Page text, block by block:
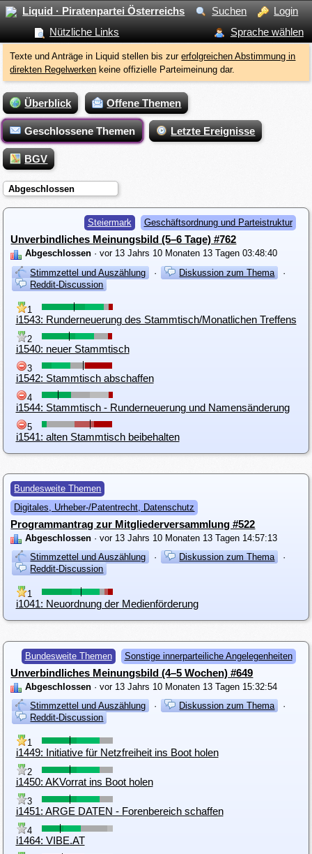
Liquid · Piratenpartei Österreichs Suchen
Login
Nützliche Links
Sprache wählen
Texte und Anträge in Liquid stellen bis zurerfolgreichen Abstimmung in
direkten Regelwerken keine offizielle Parteimeinung dar.
Überblick Offene Themen
Geschlossene Themen Letzte Ereignisse
BGV
Abgeschlossen
Steiermark Geschäftsordnung und Parteistruktur
Unverbindliches Meinungsbild (5–6 Tage) #762
Abgeschlossen · vor 13 Jahrs 10 Monaten 13 Tagen 03:48:40
Stimmzettel und Auszählung
· Diskussion zum Thema
·
Reddit-Discussion
1
i1543: Runderneuerung des Stammtisch/Monatlichen Treffens
2
i1540: neuer Stammtisch
3
i1542: Stammtisch abschaffen
4
i1544: Stammtisch - Runderneuerung und Namensänderung
5
i1541: alten Stammtisch beibehalten
Bundesweite Themen
Digitales, Urheber-/Patentrecht, Datenschutz
Programmantrag zur Mitgliederversammlung #522
Abgeschlossen · vor 13 Jahrs 10 Monaten 13 Tagen 14:57:13
Stimmzettel und Auszählung
· Diskussion zum Thema
·
Reddit-Discussion
1
i1041: Neuordnung der Medienförderung
Bundesweite Themen Sonstige innerparteiliche Angelegenheiten
Unverbindliches Meinungsbild (4–5 Wochen) #649
Abgeschlossen · vor 13 Jahrs 10 Monaten 13 Tagen 15:32:54
Stimmzettel und Auszählung
· Diskussion zum Thema
·
Reddit-Discussion
1
i1449: Initiative für Netzfreiheit ins Boot holen
2
i1450: AKVorrat ins Boot holen
3
i1451: ARGE DATEN - Forenbereich schaffen
4
i1464: VIBE.AT